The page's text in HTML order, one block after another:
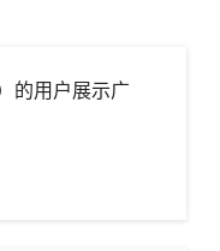
的用户展示广